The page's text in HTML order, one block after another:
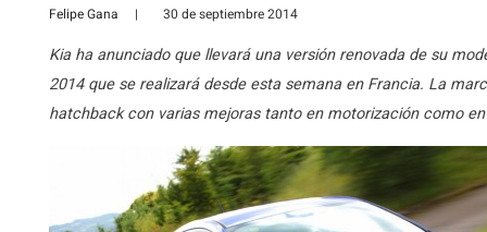
Felipe Gana | 30 de septiembre 2014
Kia ha anunciado que llevará una versión renovada de su
2014 que se realizará desde esta semana en Francia. La
hatchback con varias mejoras tanto en motorización como